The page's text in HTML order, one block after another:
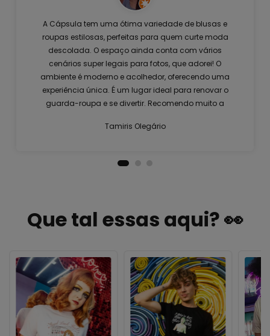
A Cápsula tem uma ótima variedade de blusas e
roupas estilosas, perfeitas para quem curte moda
descolada. O espaço ainda conta com vários
cenários super legais para fotos, que adorei! O
ambiente é moderno e acolhedor, oferecendo uma
experiência única. É um lugar ideal para renovar o
guarda-roupa e se divertir. Recomendo muito a
Tamiris Olegário
Que tal essas aqui? 👀